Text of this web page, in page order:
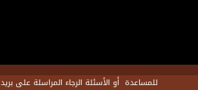
للمساعدة أو الأسئلة الرجاء المراسلة على بريد